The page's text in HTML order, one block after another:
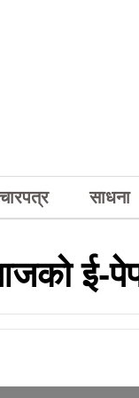
साधना
ई-